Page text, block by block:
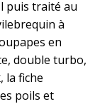
puis traité au
à
en
double turbo,
la fiche
poils et